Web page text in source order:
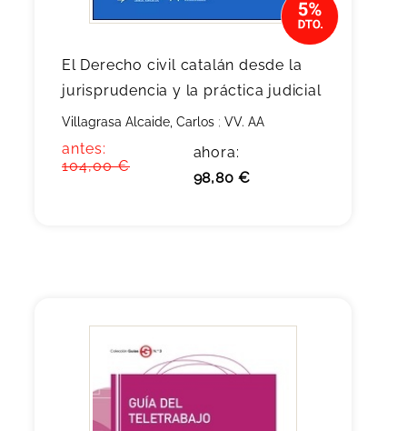
El Derecho civil catalán desde la
jurisprudencia y la práctica judicial
Villagrasa Alcaide, Carlos ; VV. AA
antes:
104,00 €
ahora:
98,80 €